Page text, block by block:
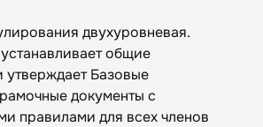
двухуровневая.
общие
утверждает Базовые
документы с
правилами для всех членов